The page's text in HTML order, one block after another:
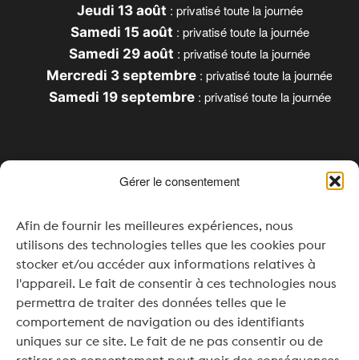
Gérer le consentement
Afin de fournir les meilleures expériences, nous
utilisons des technologies telles que les cookies pour
stocker et/ou accéder aux informations relatives à
l'appareil. Le fait de consentir à ces technologies nous
permettra de traiter des données telles que le
comportement de navigation ou des identifiants
uniques sur ce site. Le fait de ne pas consentir ou de
Jeudi 13 août : privatisé toute la journée
Samedi 15 août : privatisé toute la journée
Samedi 29 août : privatisé toute la journée
Mercredi 3 septembre : privatisé toute la journée
Samedi 19 septembre: privatisé toute la journée
Lundi & Mardi : Fermé
Mercredi : 16h00 – 20h00
Jeudi à Samedi : 11h00 – 20h00
Dimanche : 11h00 – 19h00